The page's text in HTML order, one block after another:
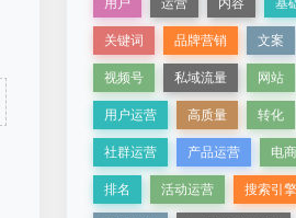
用户 运营 内容 基
关键词 品牌营销 文案
视频号 私域流量 网站
用户运营 高质量 转化
社群运营 产品运营 电
排名 活动运营 搜索引擎